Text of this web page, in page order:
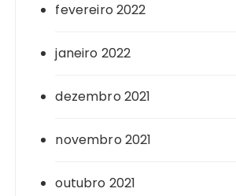
fevereiro 2022
janeiro 2022
dezembro 2021
novembro 2021
outubro 2021